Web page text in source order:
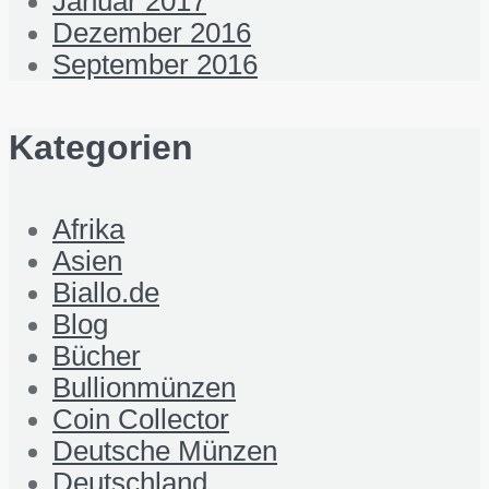
Dezember 2016
September 2016
Kategorien
Afrika
Asien
Biallo.de
Blog
Bücher
Bullionmünzen
Coin Collector
Deutsche Münzen
Deutschland